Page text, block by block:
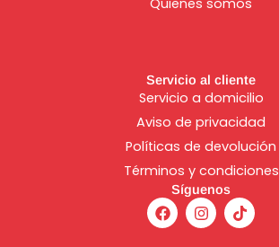
Servicio al cliente
Servicio a domicilio
Aviso de privacidad
Políticas de devolución
Términos y condiciones
Síguenos
F
a
c
I
n
s
T
i
k